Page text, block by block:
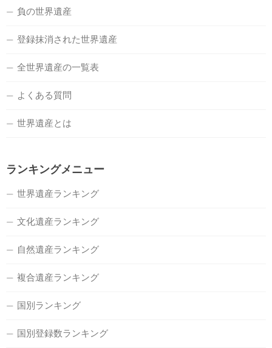
負の世界遺産
登録抹消された世界遺産
全世界遺産の一覧表
よくある質問
世界遺産とは
ランキングメニュー
世界遺産ランキング
文化遺産ランキング
自然遺産ランキング
複合遺産ランキング
国別ランキング
国別登録数ランキング